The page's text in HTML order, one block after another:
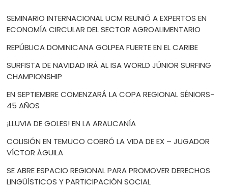
SEMINARIO INTERNACIONAL UCM REUNIÓ A EXPERTOS EN
ECONOMÍA CIRCULAR DEL SECTOR AGROALIMENTARIO
REPÚBLICA DOMINICANA GOLPEA FUERTE EN EL CARIBE
SURFISTA DE NAVIDAD IRÁ AL ISA WORLD JÚNIOR SURFING
CHAMPIONSHIP
EN SEPTIEMBRE COMENZARÁ LA COPA REGIONAL SÉNIORS-
45 AÑOS
¡LLUVIA DE GOLES! EN LA ARAUCANÍA
COLISIÓN EN TEMUCO COBRÓ LA VIDA DE EX – JUGADOR
VÍCTOR ÁGUILA
SE ABRE ESPACIO REGIONAL PARA PROMOVER DERECHOS
LINGÜÍSTICOS Y PARTICIPACIÓN SOCIAL